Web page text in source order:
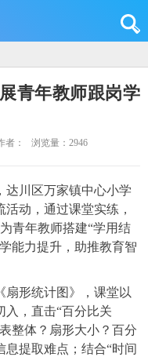
青年教师跟岗学
者： 浏览量：2946
达川区万家镇中心小学
动，通过课堂实练，
青年教师搭建“学用结
能力提升，助推教育智
扇形统计图》，课堂以
入，直击“百分比关
整体？扇形大小？百分
提取难点；结合“时间